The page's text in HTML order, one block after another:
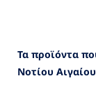
Τα προϊόντα
Νοτίου Αιγαίου